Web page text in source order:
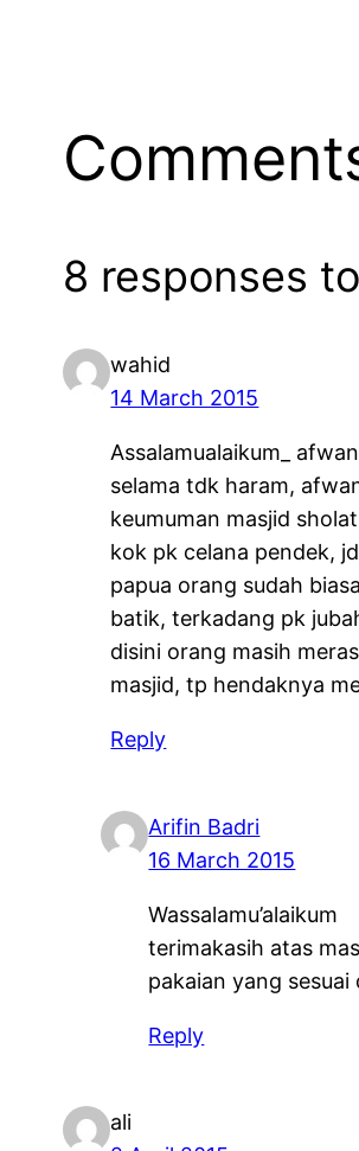
8 responses
wahid
14 March 2015
Assalamualaikum_
selama tdk haram,
keumuman masjid
kok pk celana pendek,
papua orang sudah
batik, terkadang pk
disini orang masih
masjid, tp hendaknya
Reply
Arifin Badri
16 March 2015
Wassalamu’alaikum
terimakasih atas
pakaian yang
Reply
ali